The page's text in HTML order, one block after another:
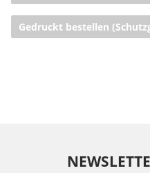
Gedruckt bestellen